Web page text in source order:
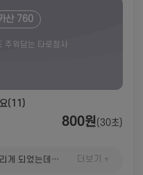
산 760
주워담는 타로점사
(11)
800원(30초)
직장 재계약 고민으로 카사께 상담드리게 되었는데 어쩜 저의 입장과 회사 인사 담당자 태도까지 .. 소름 돋았습니다. 결말이 긍정적이라 흐뭇합니다. 고민거리고 입장 정리가 안되서 스트레스였는데 이제 마음편히 계약서 쓰면 될것 같아요 후련 합니다. 다음에 또 연락드릴께요 ^~^ 더보기 +